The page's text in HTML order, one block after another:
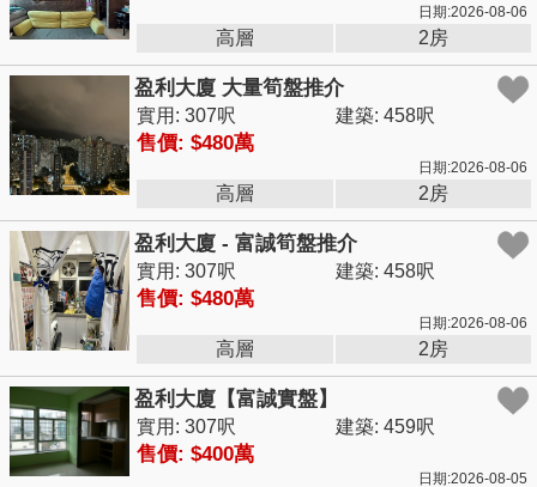
日期:2026-08-06
高層 2房
盈利大廈 大量筍盤推介
實用: 307呎 建築: 458呎
售價: $480萬
日期:2026-08-06
高層 2房
盈利大廈 - 富誠筍盤推介
實用: 307呎 建築: 458呎
售價: $480萬
日期:2026-08-06
高層 2房
盈利大廈【富誠實盤】
實用: 307呎 建築: 459呎
售價: $400萬
日期:2026-08-05